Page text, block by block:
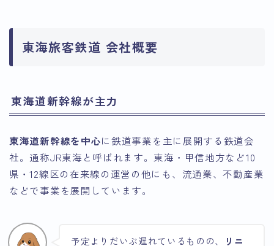
東海旅客鉄道 会社概要
東海道新幹線が主力
東海道新幹線を中心に鉄道事業を主に展開する鉄道会
社。通称JR東海と呼ばれます。東海・甲信地方など10
県・12線区の在来線の運営の他にも、流通業、不動産業
などで事業を展開しています。
予定よりだいぶ遅れているものの、
リニ